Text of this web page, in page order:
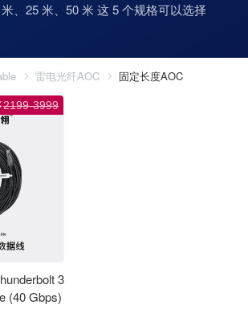
、25 米、50 米 这 5 个规格可以选择
雷电光纤AOC 固定长度AOC
2199-3999
3
(40 Gbps)